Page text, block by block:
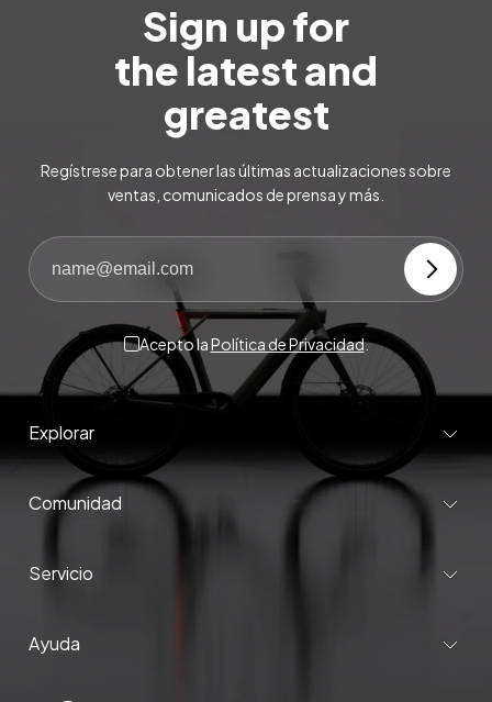
Sign up for
the latest and
greatest
Regístrese para obtener las últimas actualizaciones sobre
ventas, comunicados de prensa y más.
Acepto laPolítica de Privacidad.
Explorar
Comunidad
Servicio
Ayuda